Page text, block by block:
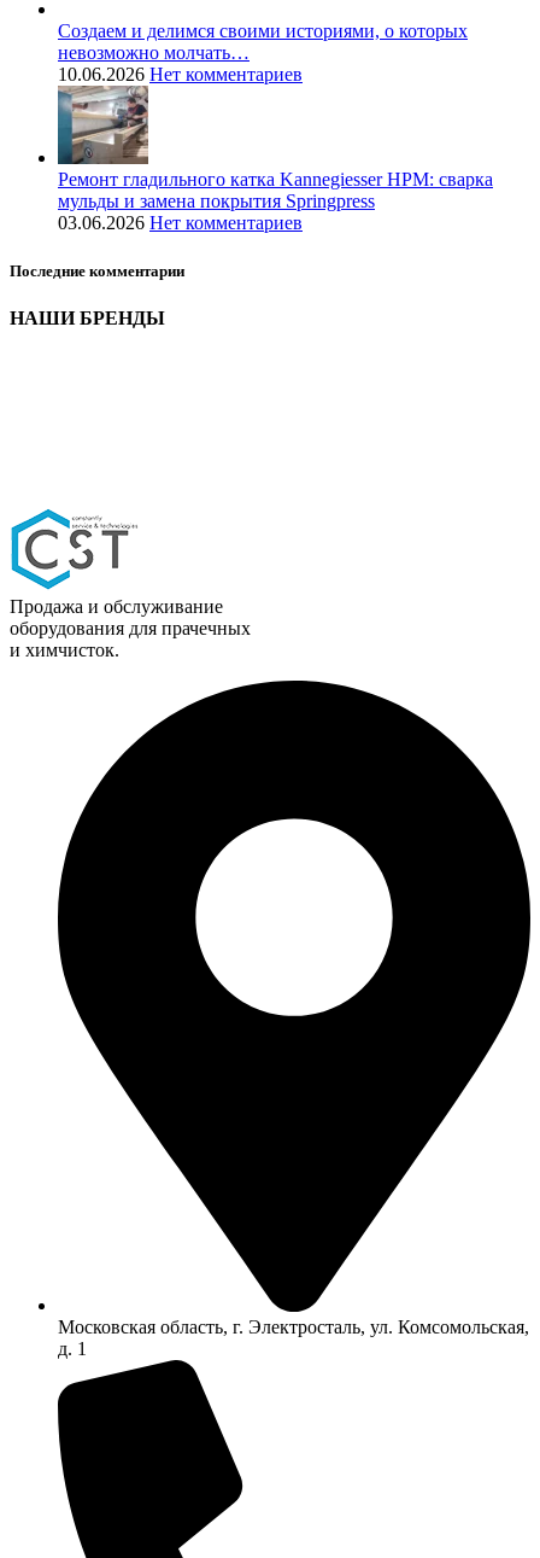
Создаем и делимся своими историями, о которых
невозможно молчать…
10.06.2026 Нет комментариев
Ремонт гладильного катка Kannegiesser HPM: сварка
мульды и замена покрытия Springpress
03.06.2026 Нет комментариев
Последние комментарии
НАШИ БРЕНДЫ
Продажа и обслуживание
оборудования для прачечных
и химчисток.
Московская область, г. Электросталь, ул. Комсомольская,
д. 1